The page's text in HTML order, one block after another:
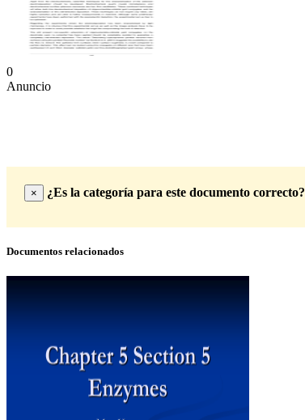
0
Anuncio
× ¿Es la categoría para este documento correcto?
Documentos relacionados